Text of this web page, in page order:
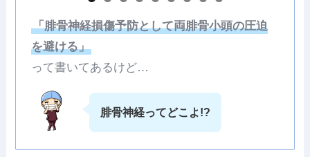
「腓骨神経損傷予防として両腓骨小頭の圧迫
を避ける」
って書いてあるけど…
腓骨神経ってどこよ!?